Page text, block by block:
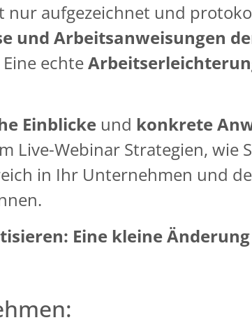
nur aufgezeichnet und
und Arbeitsanweisungen
Eine echte
Einblicke und konkrete
Live-Webinar Strategien, wie
in Ihr Unternehmen und
Eine kleine Änderung